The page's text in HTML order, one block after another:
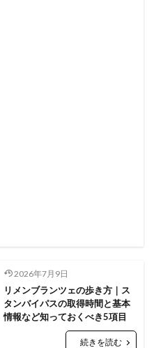
2026年7月9日
リメンブランツェの歩き方｜ス
タンバイパスの取得時間と基本
情報など知っておくべき5項目
続きを読む